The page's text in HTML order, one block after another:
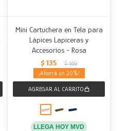
Mini Cartuchera en Tela para
Lápices Lapiceras y
Accesorios - Rosa
$ 135 $ 169
20
LLEGA HOY MVD